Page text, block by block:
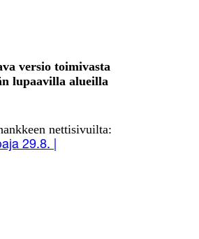
versio toimivasta
lupaavilla alueilla
nettisivuilta:
29.8. |